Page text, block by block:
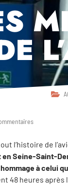
l’histoire de
en Seine-Saint-
hommage à celui
48 heures